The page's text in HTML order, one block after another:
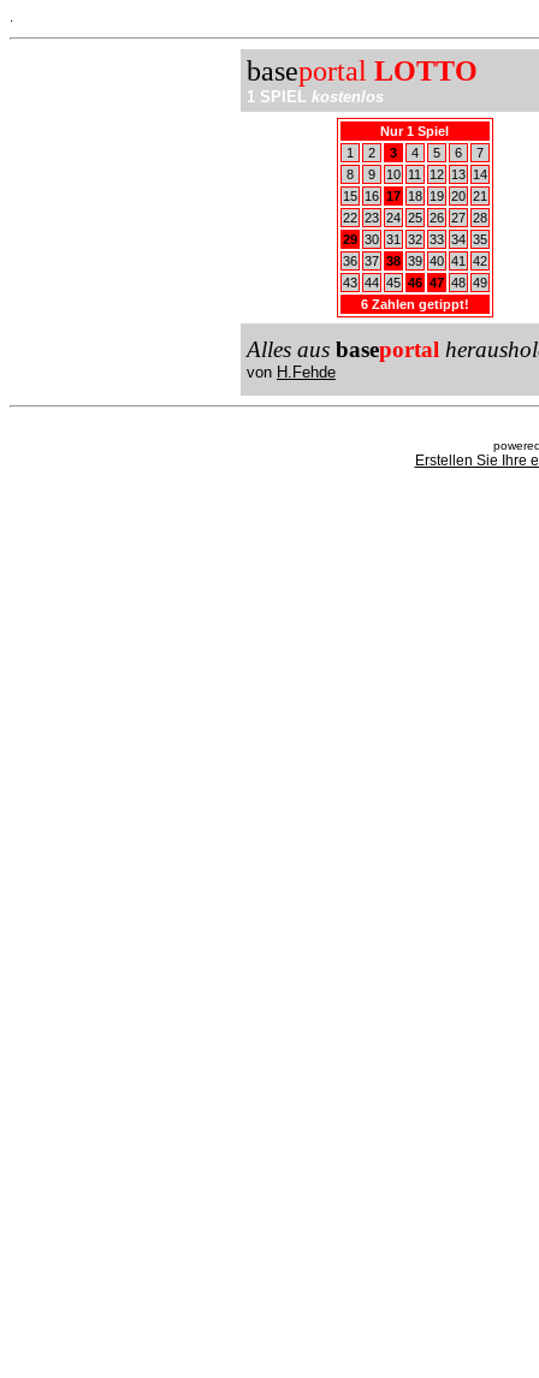
baseportal LOTTO
1 SPIEL kostenlos
Nur 1 Spiel
1
2 3 4 5 6
7
8
9 10 11 12 13
14
15
16 17 18 19 20 21
22 23 24 25 26 27 28
29 30 31 32 33 34 35
36 37 38 39 40 41
42
43 44 45 46 47 48 49
6 Zahlen getippt!
Alles aus baseportal
von H.Fehde
Erstellen Sie Ihre